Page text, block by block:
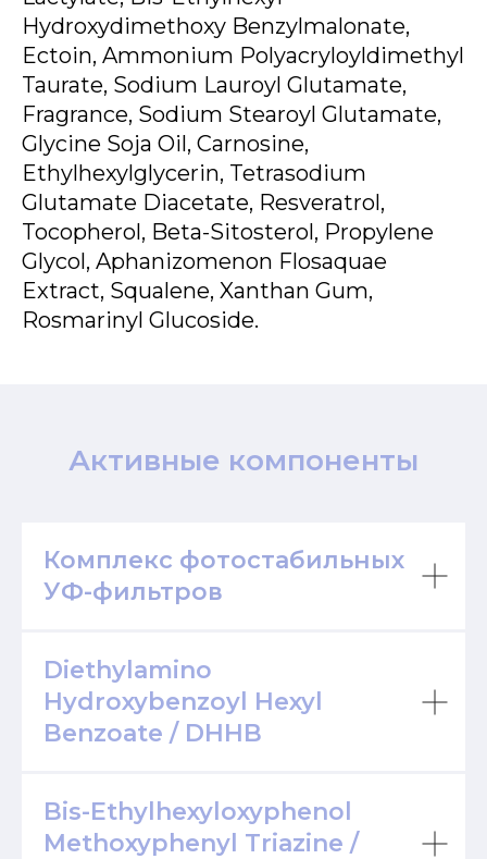
Hydroxydimethoxy Benzylmalonate,
Ectoin, Ammonium Polyacryloyldimethyl
Taurate, Sodium Lauroyl Glutamate,
Fragrance, Sodium Stearoyl Glutamate,
Glycine Soja Oil, Carnosine,
Ethylhexylglycerin, Tetrasodium
Glutamate Diacetate, Resveratrol,
Tocopherol, Beta-Sitosterol, Propylene
Glycol, Aphanizomenon Flosaquae
Extract, Squalene, Xanthan Gum,
Rosmarinyl Glucoside.
Активные компоненты
Комплекс фотостабильных
УФ-фильтров
Diethylamino
Hydroxybenzoyl Hexyl
Benzoate / DHHB
Bis-Ethylhexyloxyphenol
Methoxyphenyl Triazine /